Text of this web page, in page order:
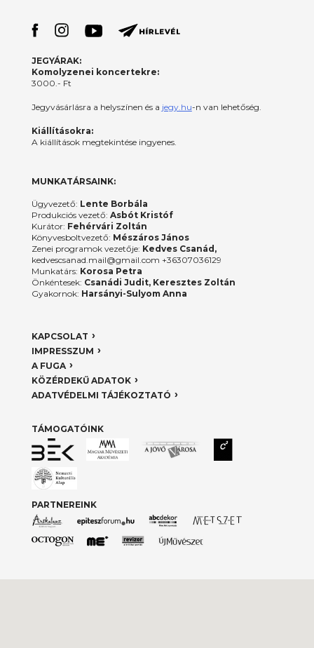
JEGYÁRAK:
Komolyzenei koncertekre:
3000.- Ft
Jegyvásárlásra a helyszínen és a jegy.hu-n van lehetőség.
Kiállításokra:
A kiállítások megtekintése ingyenes.
MUNKATÁRSAINK:
Ügyvezető: Lente Borbála
Produkciós vezető: Asbót Kristóf
Kurátor: Fehérvári Zoltán
Könyvesboltvezető: Mészáros János
Zenei programok vezetője: Kedves Csanád,
kedvescsanad.mail@gmail.com +36307036129
Munkatárs: Korosa Petra
Önkéntesek: Csanádi Judit, Keresztes Zoltán
Gyakornok: Harsányi-Sulyom Anna
KAPCSOLAT
IMPRESSZUM
A FUGA
KÖZÉRDEKŰ ADATOK
ADATVÉDELMI TÁJÉKOZTATÓ
TÁMOGATÓINK
PARTNEREINK